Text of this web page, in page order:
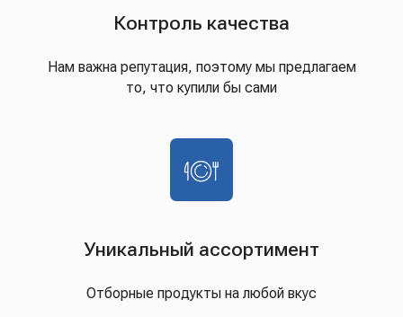
Контроль качества
Нам важна репутация, поэтому мы предлагаем
то, что купили бы сами
Уникальный ассортимент
Отборные продукты на любой вкус